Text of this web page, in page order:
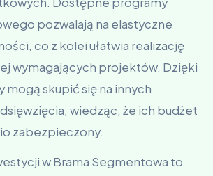
pozwalają na elastyczne
co z kolei ułatwia realizację
wymagających projektów. Dzięki
mogą skupić się na innych
wiedząc, że ich budżet
zabezpieczony.
w Brama Segmentowa to